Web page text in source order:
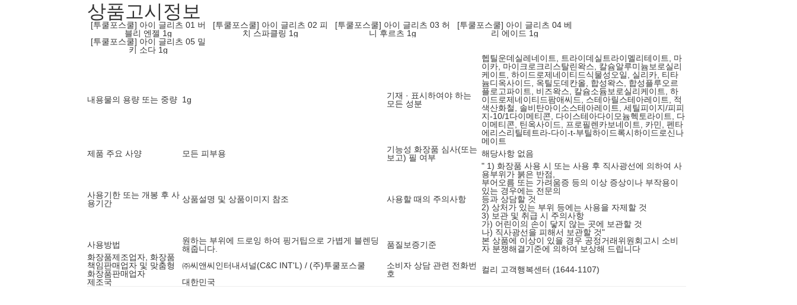
상품고시정보
[투쿨포스쿨] 아이 글리츠 01 버
블리 엔젤 1g
[투쿨포스쿨] 아이 글리츠 02 피
치 스파클링 1g
[투쿨포스쿨] 아이 글리츠 03 허
니 후르츠 1g
[투쿨포스쿨] 아이 글리츠 04 베
리 에이드 1g
[투쿨포스쿨] 아이 글리츠 05 밀
키 소다 1g
내용물의 용량 또는 중량 1g
기재 · 표시하여야 하는
모든 성분
헵틸운데실레네이트, 트라이데실트라이멜리테이트, 마
이카, 마이크로크리스탈린왁스, 칼슘알루미늄보로실리
케이트, 하이드로제네이티드식물성오일, 실리카, 티타
늄디옥사이드, 옥틸도데칸올, 합성왁스, 합성플루오르
플로고파이트, 비즈왁스, 칼슘소듐보로실리케이트, 하
이드로제네이티드팜애씨드, 스테아릴스테아레이트, 적
색산화철, 솔비탄아이소스테아레이트, 세틸피이지/피피
지-10/1다이메티콘, 다이스테아다이모늄헥토라이트, 다
이메티콘, 틴옥사이드, 프로필렌카보네이트, 카민, 펜타
에리스리틸테트라-다이-t-부틸하이드록시하이드로신나
메이트
제품 주요 사양
모든 피부용
기능성 화장품 심사(또는
보고) 필 여부
해당사항 없음
사용기한 또는 개봉 후 사
용기간
상품설명 및 상품이미지 참조 사용할 때의 주의사항
" 1) 화장품 사용 시 또는 사용 후 직사광선에 의하여 사
용부위가 붉은 반점,
부어오름 또는 가려움증 등의 이상 증상이나 부작용이
있는 경우에는 전문의
등과 상담할 것
2) 상처가 있는 부위 등에는 사용을 자제할 것
3) 보관 및 취급 시 주의사항
가) 어린이의 손이 닿지 않는 곳에 보관할 것
나) 직사광선을 피해서 보관할 것"
사용방법
원하는 부위에 드로잉 하여 핑거팁으로 가볍게 블렌딩
해줍니다.
품질보증기준
본 상품에 이상이 있을 경우 공정거래위원회고시 소비
자 분쟁해결기준에 의하여 보상해 드립니다
화장품제조업자, 화장품
책임판매업자 및 맞춤형
화장품판매업자
㈜씨앤씨인터내셔널(C&C INT'L) / (주)투쿨포스쿨
소비자 상담 관련 전화번
호
컬리 고객행복센터 (1644-1107)
제조국
대한민국